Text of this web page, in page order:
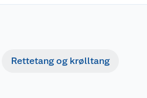
Rettetang og krølltang